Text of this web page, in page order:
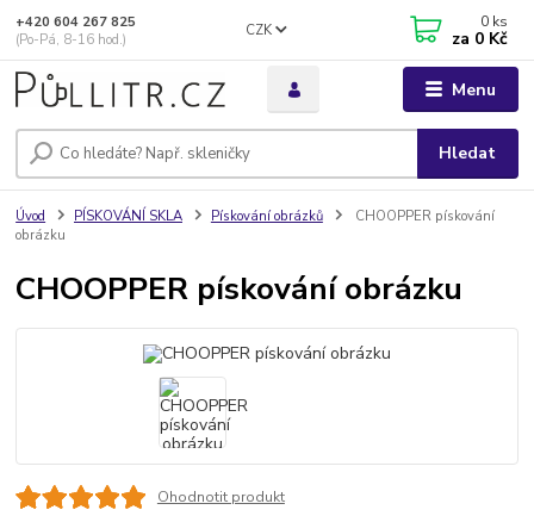
Menu
CZK
Hledat
+420 604 267 825
(Po-Pá, 8-16 hod.)
0 ks
za 0 Kč
Úvod PÍSKOVÁNÍ SKLA Pískování obrázků
CHOOPPER pískování
obrázku
CHOOPPER pískování obrázku
Ohodnotit produkt